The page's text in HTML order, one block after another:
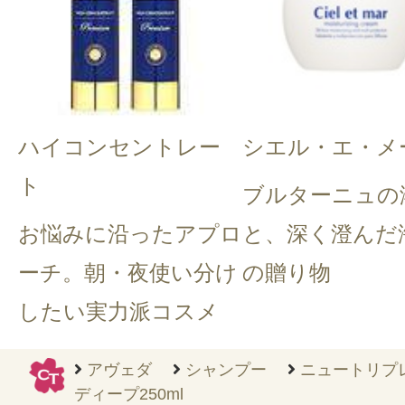
ハイコンセントレー
ト
お悩みに沿ったアプロ
ーチ。朝・夜使い分け
したい実力派コスメ
シエル・エ・メ
ブルターニュの
と、深く澄んだ
の贈り物
アヴェダ シャンプー
ニュートリプ
ディープ250ml